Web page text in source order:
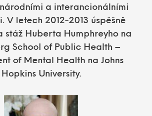
a interancionálními
V letech 2012-2013 úspěšně
stáž Huberta Humphreyho na
School of Public Health –
of Mental Health na Johns
Hopkins University.